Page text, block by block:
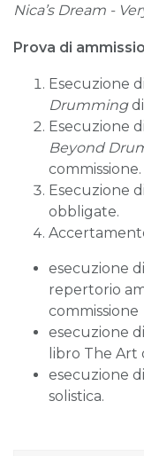
Nica’s Dream -
Prova di
Esecuzione
Drumming
Esecuzione
Beyond
commissione.
Esecuzione
obbligate.
esecuzione
repertorio
commissione
esecuzione
libro The
esecuzione
solistica.